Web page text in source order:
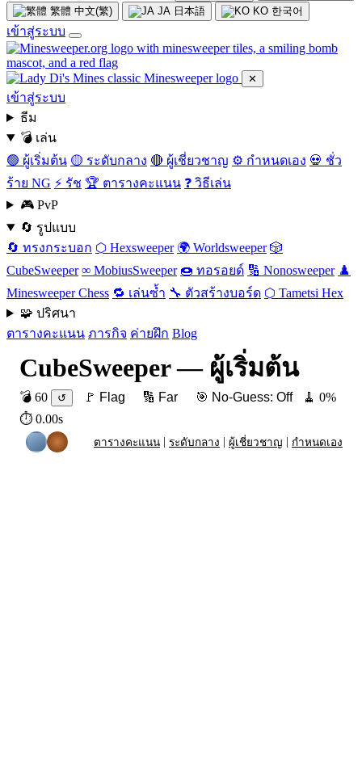
繁體 中文(繁) JA 日本語 KO 한국어
เข้าสู่ระบบ
✕
เข้าสู่ระบบ
ธีม
💣 เล่น
🟢 ผู้เริ่มต้น 🟡 ระดับกลาง 🔴 ผู้เชี่ยวชาญ ⚙️ กำหนดเอง 💀 ชั่ว
ร้าย NG ⚡ รัช 🏆 ตารางคะแนน ❓ วิธีเล่น
🎮 PvP
🔄 รูปแบบ
🔄 ทรงกระบอก ⬡ Hexsweeper 🌍 Worldsweeper 🎲
CubeSweeper ∞ MobiusSweeper 🍩 ทอรอยด์ 🔢 Nonosweeper ♟️
Minesweeper Chess 🔁 เล่นซ้ำ 🔧 ตัวสร้างบอร์ด ⬡ Tametsi Hex
🧩 ปริศนา
ตารางคะแนน ภารกิจ ค่ายฝึก Blog
CubeSweeper — ผู้เริ่มต้น
💣 60 ↺ 🚩 Flag 🔢 Far 🎯 No-Guess: Off 🧹 0%
⏱ 0.00s
ตารางคะแนน ระดับกลาง ผู้เชี่ยวชาญ กำหนดเอง